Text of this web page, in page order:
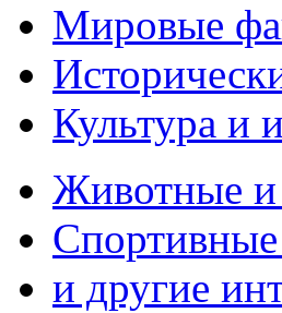
Мировые
Культура и
Животные и
и другие